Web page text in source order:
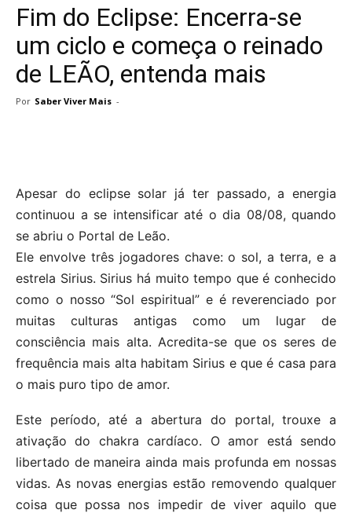
Fim do Eclipse: Encerra-se
um ciclo e começa o reinado
de LEÃO, entenda mais
Por Saber Viver Mais -
Apesar do eclipse solar já ter passado, a energia
continuou a se intensificar até o dia 08/08, quando
se abriu o Portal de Leão.
Ele envolve três jogadores chave: o sol, a terra, e a
estrela Sirius. Sirius há muito tempo que é conhecido
como o nosso “Sol espiritual” e é reverenciado por
muitas culturas antigas como um lugar de
consciência mais alta. Acredita-se que os seres de
frequência mais alta habitam Sirius e que é casa para
o mais puro tipo de amor.
Este período, até a abertura do portal, trouxe a
ativação do chakra cardíaco. O amor está sendo
libertado de maneira ainda mais profunda em nossas
vidas. As novas energias estão removendo qualquer
coisa que possa nos impedir de viver aquilo que